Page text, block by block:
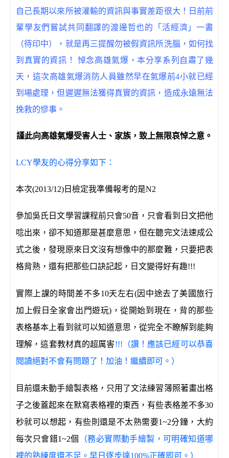
自己長期以來所被灌輸的資訊與事實差距很大！日前前
輩學友們嘗試共同翻譯的渡邊哲也的「活經濟」一書
（待印中），就是再三提醒勿被假資訊所洗腦，如何找
到真實的資訊！ 悼念高雄氣爆，本分享系列自肅了幾
天，這次高雄氣爆消防人員雖然早在氣爆前4小就已經
到場處理，但遲遲無法獲得真實的資訊，造成永遠無法
挽救的慘事。
謹此向高雄氣爆受害人士、家族，致上無限哀悼之意。
LCY學友的心得分享如下：
本次(2013/12)日檢定我準備報考的是N2
參加吳氏日文學習課程前只會50音，只會看到日文把他
唸出來，卻不知道那是甚麼意思，但在聽完文法速成公
式之後，發現原來日文沒有想像中的那麼難，只要把表
格背熟，還有把那些口訣記起，日文變得好有趣!!!
實際上課的時間差不多10天左右(因中途去了美國旅行
加上假日全家會出門遊玩)，從開始到現在，背的那些
表格基本上看到就可以知道意思，從完全不瞭解到能夠
理解，這套教材真的超厲害!!!（讚！應該已經可以恭喜
閱讀絕對不會有問題了！加油！繼續即可。）
目前還未動手繪製表格，只用了文法練習簿照著畫出格
子之後蓋起來在默寫表格裡的東西，有些表格差不多30
秒就可以想起，有些則還是不太熟需要1~2分鐘，大約
每次只會錯1~2個
（務必實際動手繪製，可明確知道哪
裡的熟練度還不足。早日逐步達100%正確即可。）